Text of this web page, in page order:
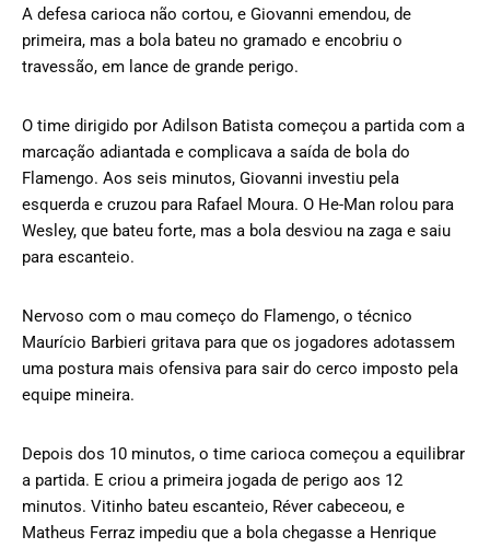
A defesa carioca não cortou, e Giovanni emendou, de
primeira, mas a bola bateu no gramado e encobriu o
travessão, em lance de grande perigo.
O time dirigido por Adilson Batista começou a partida com a
marcação adiantada e complicava a saída de bola do
Flamengo. Aos seis minutos, Giovanni investiu pela
esquerda e cruzou para Rafael Moura. O He-Man rolou para
Wesley, que bateu forte, mas a bola desviou na zaga e saiu
para escanteio.
Nervoso com o mau começo do Flamengo, o técnico
Maurício Barbieri gritava para que os jogadores adotassem
uma postura mais ofensiva para sair do cerco imposto pela
equipe mineira.
Depois dos 10 minutos, o time carioca começou a equilibrar
a partida. E criou a primeira jogada de perigo aos 12
minutos. Vitinho bateu escanteio, Réver cabeceou, e
Matheus Ferraz impediu que a bola chegasse a Henrique